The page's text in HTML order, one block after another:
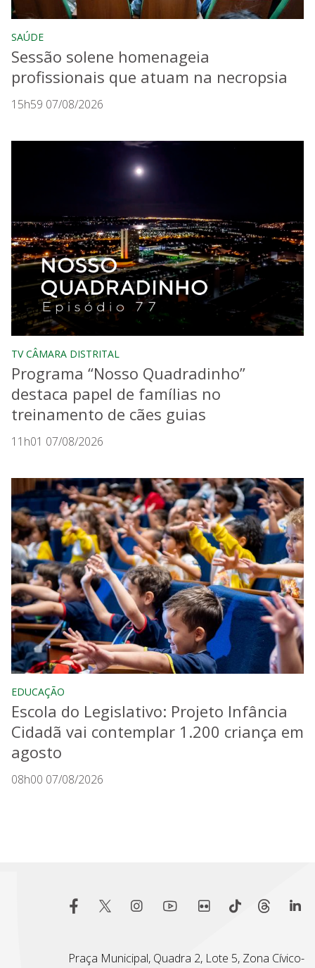
SAÚDE
Sessão solene homenageia
profissionais que atuam na necropsia
15h59 07/08/2026
TV CÂMARA DISTRITAL
Programa “Nosso Quadradinho”
destaca papel de famílias no
treinamento de cães guias
11h01 07/08/2026
EDUCAÇÃO
Escola do Legislativo: Projeto Infância
Cidadã vai contemplar 1.200 criança em
agosto
08h00 07/08/2026
Praça Municipal, Quadra 2, Lote 5, Zona Cívico-